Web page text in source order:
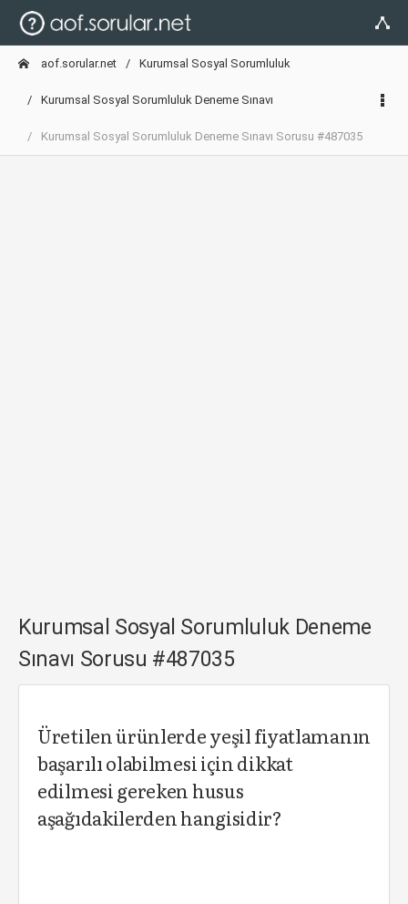
aof.sorular.net Kurumsal Sosyal Sorumluluk
Kurumsal Sosyal Sorumluluk Deneme Sınavı
Kurumsal Sosyal Sorumluluk Deneme Sınavı Sorusu #487035
Kurumsal Sosyal Sorumluluk Deneme
Sınavı Sorusu #487035
Üretilen ürünlerde yeşil fiyatlamanın
başarılı olabilmesi için dikkat
edilmesi gereken husus
aşağıdakilerden hangisidir?